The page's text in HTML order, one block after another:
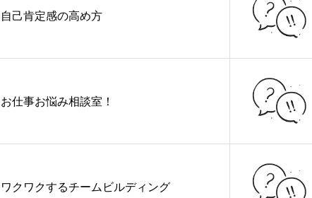
自己肯定感の高め方
お仕事お悩み相談室！
ワクワクするチームビルディング